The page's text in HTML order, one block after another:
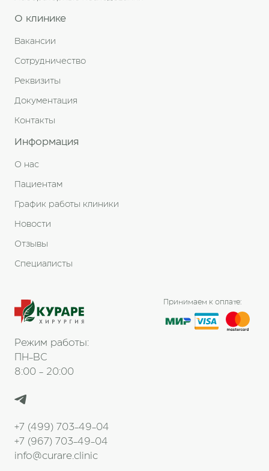
Режим работы:
ПН-ВС
8:00 - 20:00
+7 (499) 703-49-04
+7 (967) 703-49-04
info@curare.clinic
Принимаем к оплате:
Информация
О нас
Пациентам
График работы клиники
Новости
Отзывы
Специалисты
О клинике
Вакансии
Сотрудничество
Реквизиты
Документация
Контакты